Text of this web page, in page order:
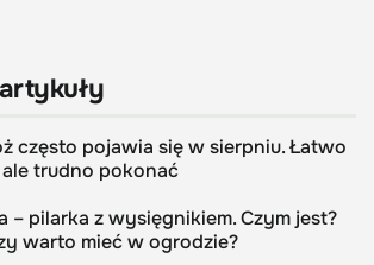
często pojawia się w sierpniu. Łatwo
trudno pokonać
– pilarka z wysięgnikiem. Czym jest?
warto mieć w ogrodzie?